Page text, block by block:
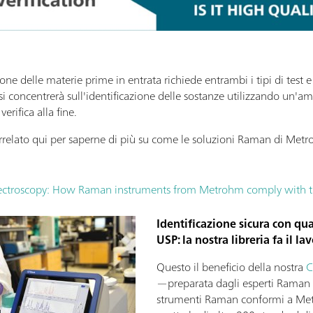
delle materie prime in entrata richiede entrambi i tipi di test
concentrerà sull'identificazione delle sostanze utilizzando
alla fine.
qui per saperne di più su come le soluzioni Raman di
How Raman instruments from Metrohm comply
Identificazione sicura con
USP: la nostra libreria fa il
Questo il beneficio della nostra
—preparata dagli esperti
strumenti Raman conformi a